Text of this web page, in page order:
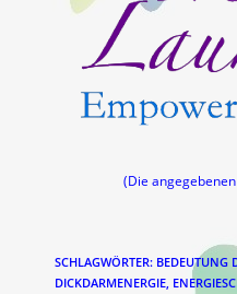
(Die
SCHLAGWÖRTER: BEDEUTUNG
DICKDARMENERGIE,